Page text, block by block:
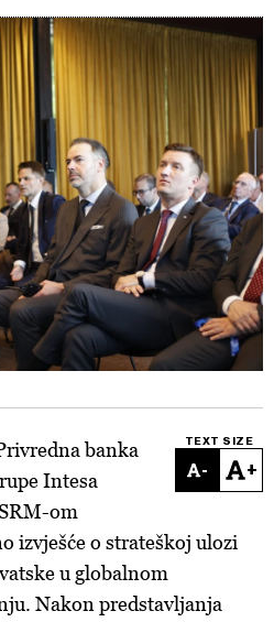
TEXT SIZE
- +
banka
Intesa
om
izvješće o strateškoj ulozi
u globalnom
Nakon predstavljanja